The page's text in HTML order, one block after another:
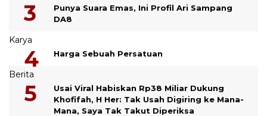
Punya Suara Emas, Ini Profil Ari Sampang
DA8
Karya
Harga Sebuah Persatuan
Berita
Usai Viral Habiskan Rp38 Miliar Dukung
Khofifah, H Her: Tak Usah Digiring ke Mana-
Mana, Saya Tak Takut Diperiksa